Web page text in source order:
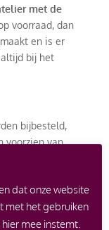
met de
voorraad, dan
en is er
bij het
bijbesteld,
voorzien van
andere
in te ruilen
dat onze website
met het gebruiken
mee instemt.